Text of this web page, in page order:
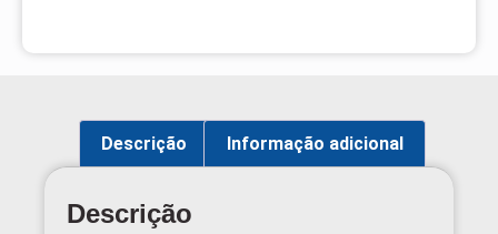
Descrição Informação adicional
Descrição